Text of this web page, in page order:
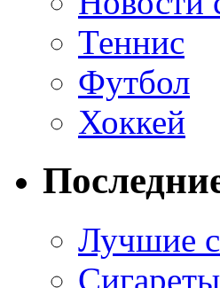
Теннис
Футбол
Хоккей
Лучшие